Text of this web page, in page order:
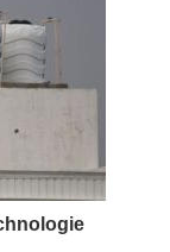
een
zijn. Van
die je zelf